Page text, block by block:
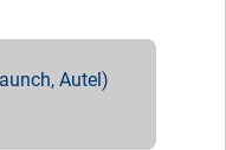
Autel)